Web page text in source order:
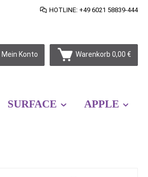
HOTLINE: +49 6021 58839-444
Mein Konto Warenkorb 0,00 €
SURFACE APPLE